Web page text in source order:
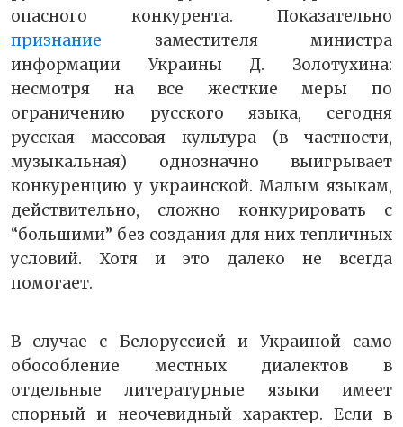
опасного конкурента. Показательно
признание заместителя министра
информации Украины Д. Золотухина:
несмотря на все жесткие меры по
ограничению русского языка, сегодня
русская массовая культура (в частности,
музыкальная) однозначно выигрывает
конкуренцию у украинской. Малым языкам,
действительно, сложно конкурировать с
“большими” без создания для них тепличных
условий. Хотя и это далеко не всегда
помогает.
В случае с Белоруссией и Украиной само
обособление местных диалектов в
отдельные литературные языки имеет
спорный и неочевидный характер. Если в